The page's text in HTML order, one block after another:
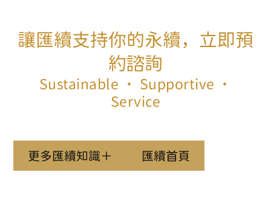
讓匯續支持你的永續，立即預
約諮詢
Sustainable ‧ Supportive ‧
Service
更多匯續知識＋ 匯續首頁